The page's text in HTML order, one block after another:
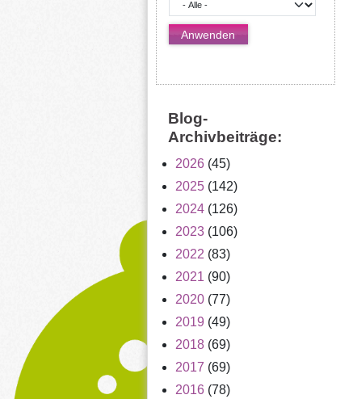
Blog-
Archivbeiträge:
2026 (45)
2025 (142)
2024 (126)
2023 (106)
2022 (83)
2021 (90)
2020 (77)
2019 (49)
2018 (69)
2017 (69)
2016 (78)